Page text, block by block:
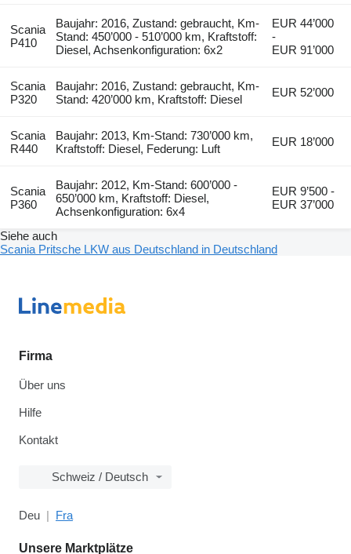
Scania
P410
Baujahr: 2016, Zustand: gebraucht, Km-
Stand: 450’000 - 510’000 km, Kraftstoff:
Diesel, Achsenkonfiguration: 6x2
EUR 44’000
-
EUR 91’000
Scania
P320
Baujahr: 2016, Zustand: gebraucht, Km-
Stand: 420’000 km, Kraftstoff: Diesel
EUR 52’000
Scania
R440
Baujahr: 2013, Km-Stand: 730’000 km,
Kraftstoff: Diesel, Federung: Luft
EUR 18’000
Scania
P360
Baujahr: 2012, Km-Stand: 600’000 -
650’000 km, Kraftstoff: Diesel,
Achsenkonfiguration: 6x4
EUR 9’500 -
EUR 37’000
Siehe auch
Scania Pritsche LKW aus Deutschland in Deutschland
Firma
Über uns
Hilfe
Kontakt
Schweiz / Deutsch
Deu Fra
Unsere Marktplätze